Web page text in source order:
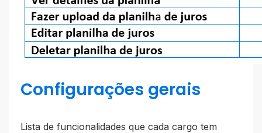
Configurações gerais
Lista de funcionalidades que cada cargo tem